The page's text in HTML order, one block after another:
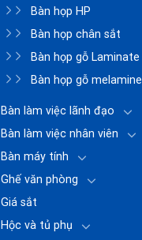
Bàn họp HP
Bàn họp chân sắt
Bàn họp gỗ Laminate
Bàn họp gỗ melamine
Bàn làm việc lãnh đạo
Bàn làm việc nhân viên
Bàn máy tính
Ghế văn phòng
Giá sắt
Hộc và tủ phụ